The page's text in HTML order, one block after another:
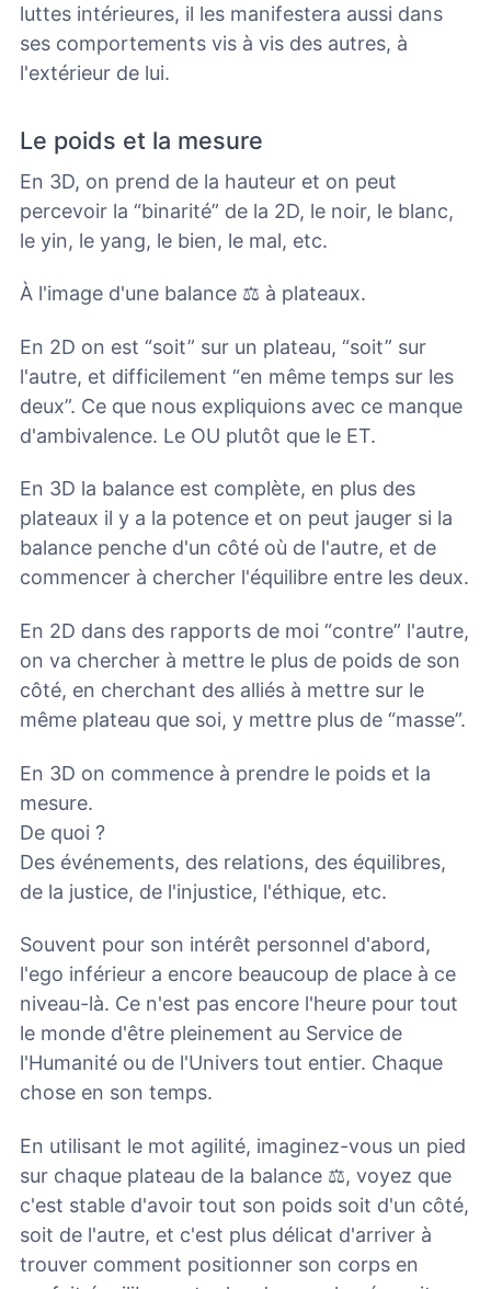
luttes intérieures, il les manifestera aussi dans
ses comportements vis à vis des autres, à
l'extérieur de lui.
Le poids et la mesure
En 3D, on prend de la hauteur et on peut
percevoir la “binarité” de la 2D, le noir, le blanc,
le yin, le yang, le bien, le mal, etc.
À l'image d'une balance ⚖️ à plateaux.
En 2D on est “soit” sur un plateau, “soit” sur
l'autre, et difficilement “en même temps sur les
deux”. Ce que nous expliquions avec ce manque
d'ambivalence. Le OU plutôt que le ET.
En 3D la balance est complète, en plus des
plateaux il y a la potence et on peut jauger si la
balance penche d'un côté où de l'autre, et de
commencer à chercher l'équilibre entre les deux.
En 2D dans des rapports de moi “contre” l'autre,
on va chercher à mettre le plus de poids de son
côté, en cherchant des alliés à mettre sur le
même plateau que soi, y mettre plus de “masse”.
En 3D on commence à prendre le poids et la
mesure.
De quoi ?
Des événements, des relations, des équilibres,
de la justice, de l'injustice, l'éthique, etc.
Souvent pour son intérêt personnel d'abord,
l'ego inférieur a encore beaucoup de place à ce
niveau-là. Ce n'est pas encore l'heure pour tout
le monde d'être pleinement au Service de
l'Humanité ou de l'Univers tout entier. Chaque
chose en son temps.
En utilisant le mot agilité, imaginez-vous un pied
sur chaque plateau de la balance ⚖️, voyez que
c'est stable d'avoir tout son poids soit d'un côté,
soit de l'autre, et c'est plus délicat d'arriver à
trouver comment positionner son corps en